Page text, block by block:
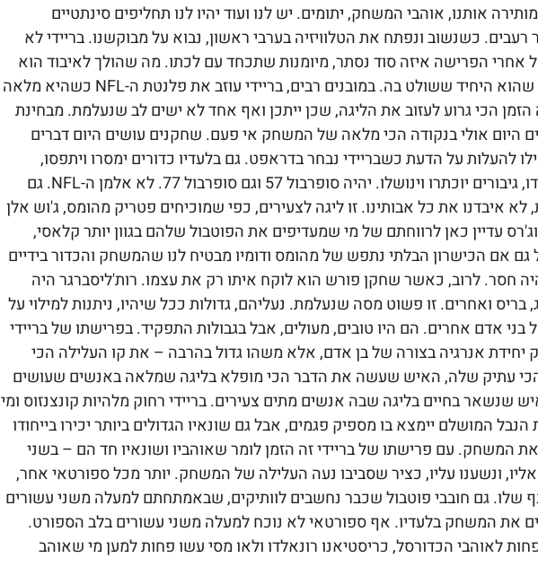
אותנו, אוהבי המשחק, יתומים. יש לנו ועוד יהיו לנו תחליפים סינתטיים
כשנשוב ונפתח את הטלוויזיה בערבי ראשון, נבוא על מבוקשנו. בריידי לא
אחרי הפרישה איזה סוד נסתר, מיומנות שתכחד עם לכתו. מה שהולך לאיבוד הוא
לא מסוגלות פוטבול שהוא היחיד ששולט בה. במובנים רבים, בריידי עוזב את פלנטת ה-NFL כשהיא מלאה
הזמן הכי גרוע לעזוב את הליגה, שכן ייתכן ואף אחד לא ישים לב שנעלמת. מבחינת
היום אולי בנקודה הכי מלאה של המשחק אי פעם. שחקנים עושים היום דברים
להעלות על הדעת כשבריידי נבחר בדראפט. גם בלעדיו כדורים ימסרו ויתפסו,
אליפויות יושגו ויאבדו, גיבורים יוכתרו וינושלו. יהיה סופרבול 57 וגם סופרבול 77. לא אלמן ה-NFL. גם
לא איבדנו את כל אבותינו. זו ליגה לצעירים, כפי שמוכיחים פטריק מהומס, ג'וש אלן
עדיין כאן לרווחתם של מי שמעדיפים את הפוטבול שלהם בגוון יותר קלאסי,
אם הכישרון הבלתי נתפש של מהומס ודומיו מבטיח לנו שהמשחק והכדור בידיים
חסר. לרוב, כאשר שחקן פורש הוא לוקח איתו רק את עצמו. רות'ליסברגר היה
בריס ואחרים. זו פשוט מסה שנעלמת. נעליהם, גדולות ככל שיהיו, ניתנות למילוי על
בני אדם אחרים. הם היו טובים, מעולים, אבל בגבולות התפקיד. בפרישתו של בריידי
יחידת אנרגיה בצורה של בן אדם, אלא משהו גדול בהרבה – את קו העלילה הכי
עתיק שלה, האיש שעשה את הדבר הכי מופלא בליגה שמלאה באנשים שעושים
שנשאר בחיים בליגה שבה אנשים מתים צעירים. בריידי רחוק מלהיות קונצנזוס ומי
המושלם יימצא בו מספיק פגמים, אבל גם שונאיו הגדולים ביותר יכירו בייחודו
המשחק. עם פרישתו של בריידי זה הזמן לומר שאוהביו ושונאיו חד הם – בשני
ונשענו עליו, כציר שסביבו נעה העלילה של המשחק. יותר מכל ספורטאי אחר,
שלו. גם חובבי פוטבול שכבר נחשבים לוותיקים, שבאמתחתם למעלה משני עשורים
את המשחק בלעדיו. אף ספורטאי לא נוכח למעלה משני עשורים בלב הספורט.
לאוהבי הכדורסל, כריסטיאנו רונאלדו ולאו מסי עשו פחות למען מי שאוהב